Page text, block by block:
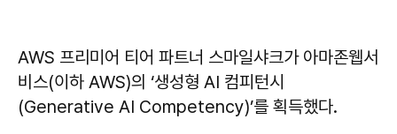
AWS 프리미어 티어 파트너 스마일샤크가 아마존웹서
비스(이하 AWS)의 ‘생성형 AI 컴피턴시
(Generative AI Competency)’를 획득했다.